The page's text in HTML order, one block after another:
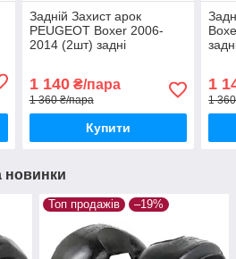
Задній Захист арок
PEUGEOT Boxer 2006-
2014 (2шт) задні
1 140₴/пара
1 360 ₴/пара
Купити
1
1
новинки
Топ продажів –19%